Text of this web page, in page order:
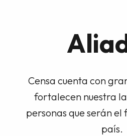
Censa cuenta con
fortalecen nuestra
personas que serán el
país.